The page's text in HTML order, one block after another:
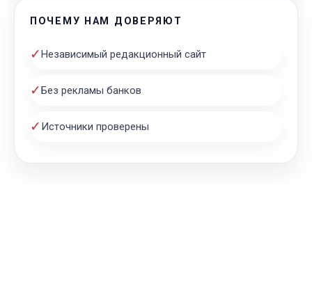
ПОЧЕМУ НАМ ДОВЕРЯЮТ
✓Независимый редакционный сайт
✓Без рекламы банков
✓ Источники проверены